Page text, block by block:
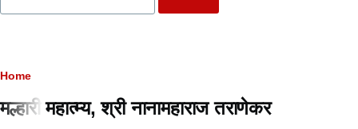
Breadcrumb
Home
मल्हारी महात्म्य, श्री नानामहाराज तराणेकर